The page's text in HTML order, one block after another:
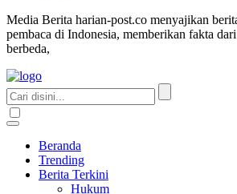
Media Berita harian-post.co menyajikan
pembaca di Indonesia, memberikan fakta
berbeda,
Beranda
Trending
Berita Terkini
Hukum